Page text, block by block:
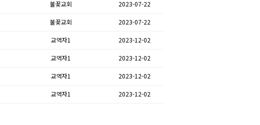
불꽃교회 2023-07-22
불꽃교회 2023-07-22
교역자1 2023-12-02
교역자1 2023-12-02
교역자1 2023-12-02
교역자1 2023-12-02